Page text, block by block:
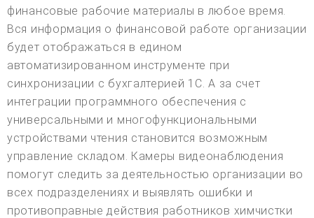
финансовые рабочие материалы в любое время.
Вся информация о финансовой работе организации
будет отображаться в едином
автоматизированном инструменте при
синхронизации с бухгалтерией 1С. А за счет
интеграции программного обеспечения с
универсальными и многофункциональными
устройствами чтения становится возможным
управление складом. Камеры видеонаблюдения
помогут следить за деятельностью организации во
всех подразделениях и выявлять ошибки и
противоправные действия работников химчистки